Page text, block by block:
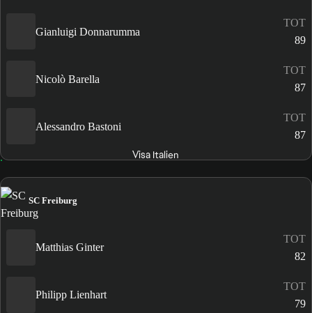
Gianluigi Donnarumma
TOT
89
Nicolò Barella
TOT
87
Alessandro Bastoni
TOT
87
Visa Italien
SC Freiburg
Matthias Ginter
TOT
82
Philipp Lienhart
TOT
79